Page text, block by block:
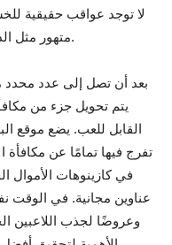
لا توجد عواقب حقيقية
متهور مثل الذهاب إلى هناك للحصول على يد سلبية.
بعد أن تصل إلى عدد محدد
يتم تحويل جزء من
القابل للعب. يضع موقع
تفرج فيها تمامًا عن مكافأة
في كازينوهات الأموال
عناوين مجانية. في الوقت
وعروضًا لجذب اللاعبين